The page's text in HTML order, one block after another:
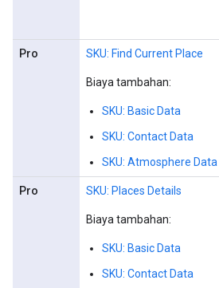
Pro SKU: Find Current Place
Biaya tambahan:
SKU: Basic Data
SKU: Contact Data
SKU: Atmosphere Data
Pro SKU: Places Details
Biaya tambahan:
SKU: Basic Data
SKU: Contact Data